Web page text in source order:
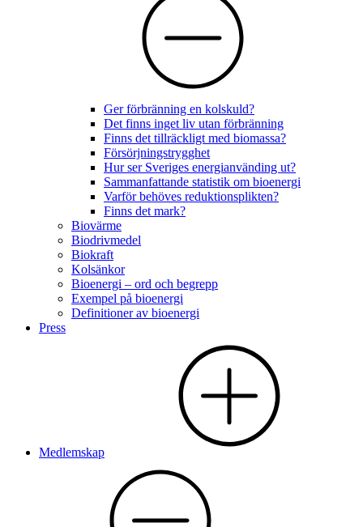
Ger förbränning en kolskuld?
Det finns inget liv utan förbränning
Finns det tillräckligt med biomassa?
Försörjningstrygghet
Hur ser Sveriges energianvänding ut?
Sammanfattande statistik om bioenergi
Varför behöves reduktionsplikten?
Finns det mark?
Biovärme
Biodrivmedel
Biokraft
Kolsänkor
Bioenergi – ord och begrepp
Exempel på bioenergi
Definitioner av bioenergi
Press
Medlemskap